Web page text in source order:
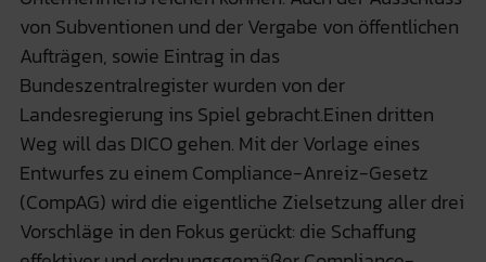
von Subventionen und der Vergabe von öffentlichen
Aufträgen, sowie Eintrag in das
Bundeszentralregister wurden von der
Landesregierung ins Spiel gebracht.Einen dritten
Weg will das DICO gehen. Mit der Vorlage eines
Entwurfes zu einem Compliance-Anreiz-Gesetz
(CompAG) wird die eigentliche Zielsetzung aller drei
Vorschläge in den Fokus gerückt: die Schaffung